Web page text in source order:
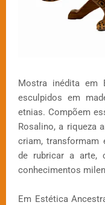
Mostra inédita em
esculpidos em
etnias. Compõem
Rosalino, a riqueza
criam, transformam
de rubricar a arte,
conhecimentos
Em Estética